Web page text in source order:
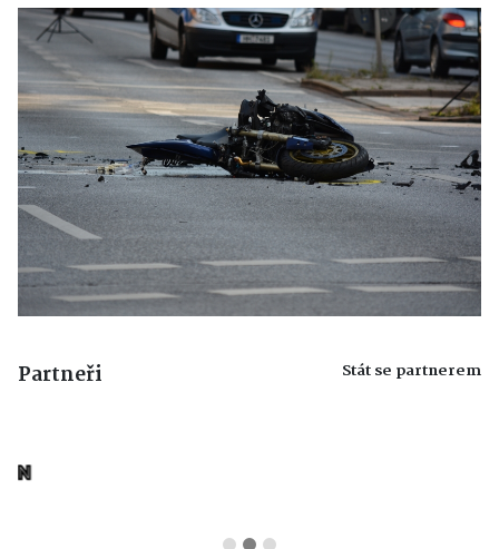
Partneři Stát se partnerem